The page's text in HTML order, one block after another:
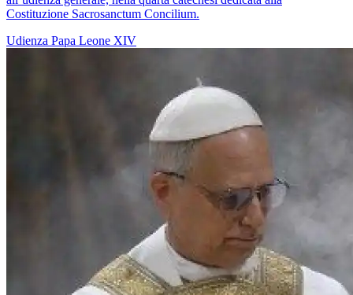
Costituzione Sacrosanctum Concilium.
Udienza Papa Leone XIV